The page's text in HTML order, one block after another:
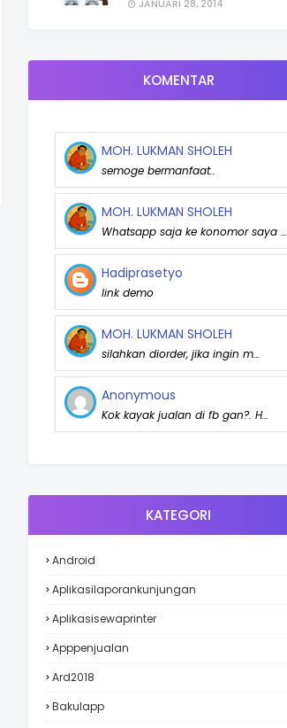
JANUARI 28, 2014
KOMENTAR
MOH. LUKMAN SHOLEH
semoge bermanfaat..
MOH. LUKMAN SHOLEH
Whatsapp saja ke konomor saya …
Hadiprasetyo
link demo
MOH. LUKMAN SHOLEH
silahkan diorder, jika ingin m…
Anonymous
Kok kayak jualan di fb gan?. H…
KATEGORI
Android
Aplikasilaporankunjungan
Aplikasisewaprinter
Apppenjualan
Ard2018
Bakulapp